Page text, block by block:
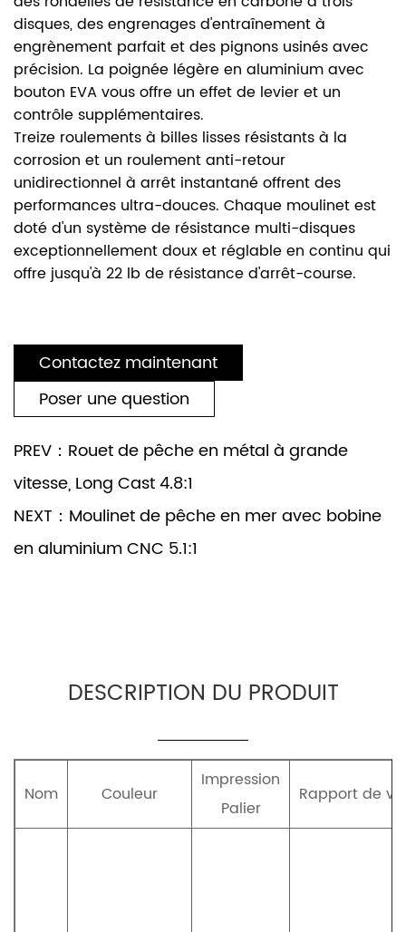
disques, des engrenages d'entraînement à
engrènement parfait et des pignons usinés avec
précision. La poignée légère en aluminium avec
bouton EVA vous offre un effet de levier et un
contrôle supplémentaires.
Treize roulements à billes lisses résistants à la
corrosion et un roulement anti-retour
unidirectionnel à arrêt instantané offrent des
performances ultra-douces. Chaque moulinet est
doté d'un système de résistance multi-disques
exceptionnellement doux et réglable en continu qui
offre jusqu'à 22 lb de résistance d'arrêt-course.
Contactez maintenant
Poser une question
PREV：Rouet de pêche en métal à grande
vitesse, Long Cast 4.8:1
NEXT：Moulinet de pêche en mer avec bobine
en aluminium CNC 5.1:1
DESCRIPTION DU PRODUIT
Nom Couleur
Impression
Palier
Rapport de